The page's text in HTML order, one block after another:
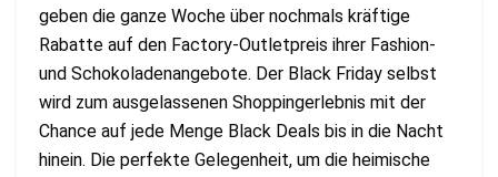
geben die ganze Woche über nochmals kräftige
Rabatte auf den Factory-Outletpreis ihrer Fashion-
und Schokoladenangebote. Der Black Friday selbst
wird zum ausgelassenen Shoppingerlebnis mit der
Chance auf jede Menge Black Deals bis in die Nacht
hinein. Die perfekte Gelegenheit, um die heimische